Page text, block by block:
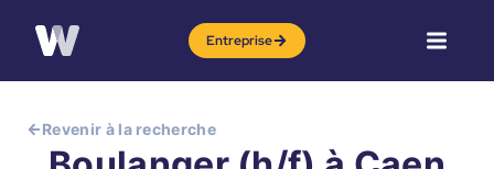
Entreprise
Revenir à la recherche